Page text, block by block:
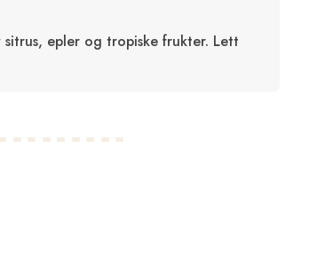
sitrus, epler og tropiske frukter. Lett